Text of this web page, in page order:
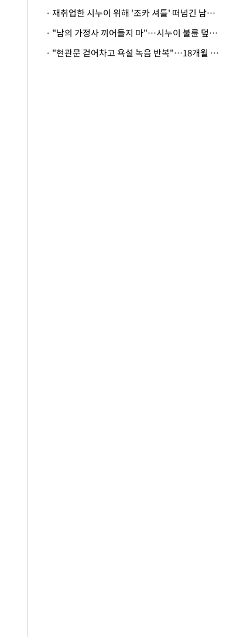
· 재취업한 시누이 위해 '조카 셔틀' 떠넘긴 남편…아내 "난 못한다"
· "남의 가정사 끼어들지 마"…시누이 불륜 덮으려는 남편에 억울한 아내
· "현관문 걷어차고 욕설 녹음 반복"…18개월 아기 키우는 집 뒤흔든 '앞집의 비극'